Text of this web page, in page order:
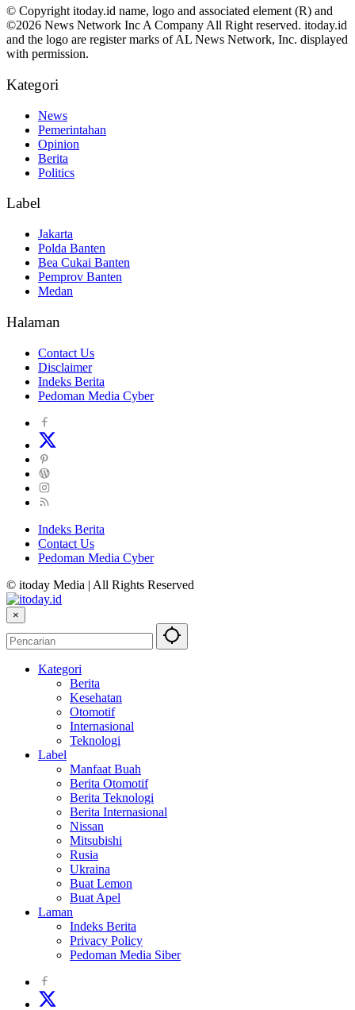
© Copyright itoday.id name, logo and associated element (R) and
©2026 News Network Inc A Company All Right reserved. itoday.id
and the logo are register marks of AL News Network, Inc. displayed
with permission.
Kategori
News
Pemerintahan
Opinion
Berita
Politics
Label
Jakarta
Polda Banten
Bea Cukai Banten
Pemprov Banten
Medan
Halaman
Contact Us
Disclaimer
Indeks Berita
Pedoman Media Cyber
Indeks Berita
Contact Us
Pedoman Media Cyber
© itoday Media | All Rights Reserved
×
Kategori
Berita
Kesehatan
Otomotif
Internasional
Teknologi
Label
Manfaat Buah
Berita Otomotif
Berita Teknologi
Berita Internasional
Nissan
Mitsubishi
Rusia
Ukraina
Buat Lemon
Buat Apel
Laman
Indeks Berita
Privacy Policy
Pedoman Media Siber